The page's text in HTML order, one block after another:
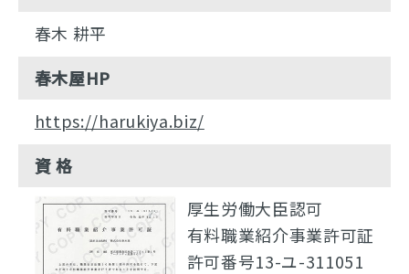
春木 耕平
春木屋HP
https://harukiya.biz/
資 格
厚生労働大臣認可
有料職業紹介事業許可証
許可番号13-ユ-311051